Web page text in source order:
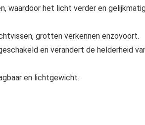
waardoor het licht verder en
grotten verkennen enzovoort.
en verandert de helderheid
en lichtgewicht.